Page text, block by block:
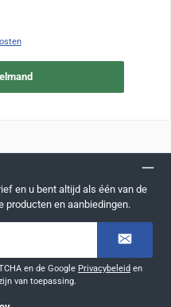
en u bent altijd als één van de
producten en aanbiedingen.
en de Google Privacybeleid en
van toepassing.